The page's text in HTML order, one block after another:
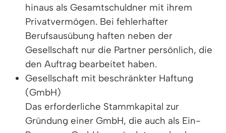
hinaus als Gesamtschuldner mit ihrem
Privatvermögen. Bei fehlerhafter
Berufsausübung haften neben der
Gesellschaft nur die Partner persönlich, die
den Auftrag bearbeitet haben.
Gesellschaft mit beschränkter Haftung
(GmbH)
Das erforderliche Stammkapital zur
Gründung einer GmbH, die auch als Ein-